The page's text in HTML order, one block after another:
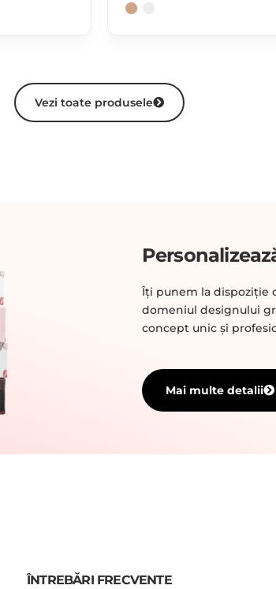
Vezi toate produsele
Îți punem la dispoziție
domeniul designului
concept unic și
Mai multe detalii
ÎNTREBĂRI FRECVENTE